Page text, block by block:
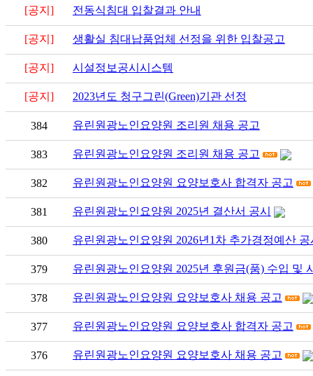
[공지] 전동식침대 입찰결과 안내
[공지] 생활실 침대납품업체 선정을 위한 입찰공고
[공지] 시설정보공시시스템
[공지] 2023년도 청구그린(Green)기관 선정
384 유린원광노인요양원 조리원 채용 공고
383 유린원광노인요양원 조리원 채용 공고
382 유린원광노인요양원 요양보호사 합격자 공고
381 유린원광노인요양원 2025년 결산서 공시
380 유린원광노인요양원 2026년1차 추가경정예산 공
379 유린원광노인요양원 2025년 후원금(품) 수입 및
378 유린원광노인요양원 요양보호사 채용 공고
377 유린원광노인요양원 요양보호사 합격자 공고
376 유린원광노인요양원 요양보호사 채용 공고